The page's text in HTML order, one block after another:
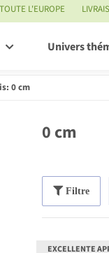
L'EUROPE
Univers
0 cm
0 cm
Filtre
EXCELLENTE